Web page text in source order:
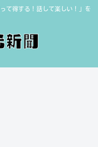
て得する！話して楽しい！」を